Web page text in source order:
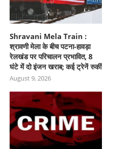
Shravani Mela Train :
श्रावणी मेला के बीच पटना-हावड़ा
रेलखंड पर परिचालन प्रभावित, 8
घंटे में दो इंजन खराब; कई ट्रेनें रुकीं
August 9, 2026